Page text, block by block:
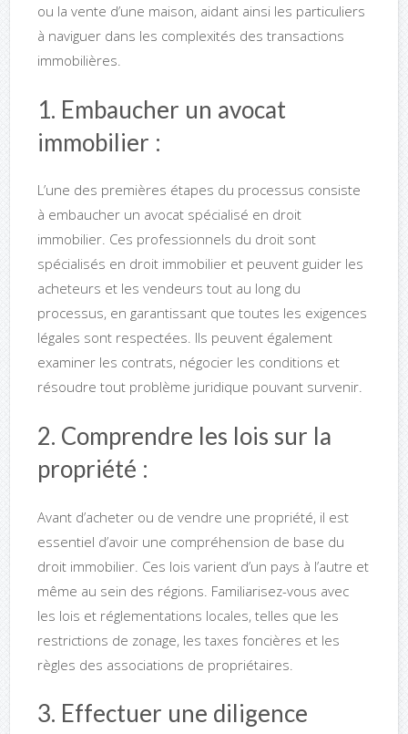
ou la vente d’une maison, aidant ainsi les particuliers
à naviguer dans les complexités des transactions
immobilières.
1. Embaucher un avocat
immobilier :
L’une des premières étapes du processus consiste
à embaucher un avocat spécialisé en droit
immobilier. Ces professionnels du droit sont
spécialisés en droit immobilier et peuvent guider les
acheteurs et les vendeurs tout au long du
processus, en garantissant que toutes les exigences
légales sont respectées. Ils peuvent également
examiner les contrats, négocier les conditions et
résoudre tout problème juridique pouvant survenir.
2. Comprendre les lois sur la
propriété :
Avant d’acheter ou de vendre une propriété, il est
essentiel d’avoir une compréhension de base du
droit immobilier. Ces lois varient d’un pays à l’autre et
même au sein des régions. Familiarisez-vous avec
les lois et réglementations locales, telles que les
restrictions de zonage, les taxes foncières et les
règles des associations de propriétaires.
3. Effectuer une diligence